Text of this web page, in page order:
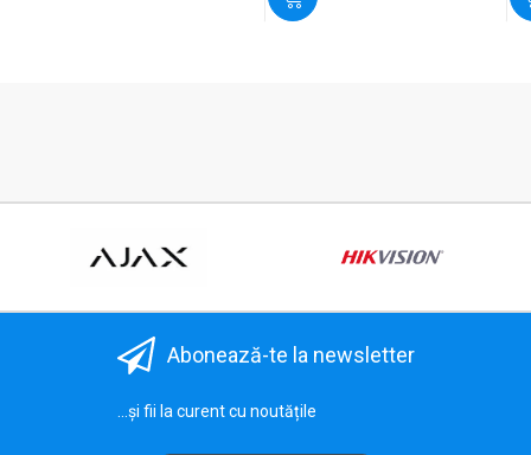
Abonează-te la newsletter
...și fii la curent cu noutățile